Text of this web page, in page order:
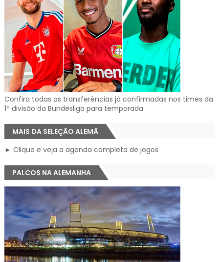
Confira todas as transferências já confirmadas nos times da
1ª divisão da Bundesliga para temporada
MAIS DA SELEÇÃO ALEMÃ
► Clique e veja a agenda completa de jogos
PALCOS NA ALEMANHA